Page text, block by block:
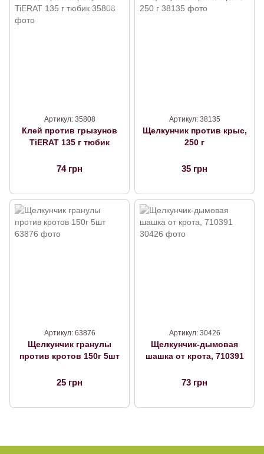
Артикул: 35808
Клей против грызунов
TiERAT 135 г тюбик
74 грн
Артикул: 38135
Щелкунчик против крыс,
250 г
35 грн
Артикул: 63876
Щелкунчик гранулы
против кротов 150г 5шт
25 грн
Артикул: 30426
Щелкунчик-дымовая
шашка от крота, 710391
73 грн